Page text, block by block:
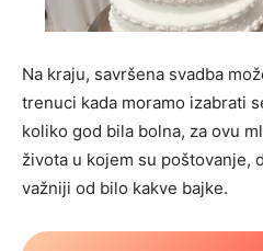
Na kraju, savršena svadba
trenuci kada moramo izabrati
koliko god bila bolna, za ovu
života u kojem su poštovanje,
važniji od bilo kakve bajke.